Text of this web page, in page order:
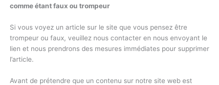
comme étant faux ou trompeur
Si vous voyez un article sur le site que vous pensez être
trompeur ou faux, veuillez nous contacter en nous envoyant le
lien et nous prendrons des mesures immédiates pour supprimer
l’article.
Avant de prétendre que un contenu sur notre site web est